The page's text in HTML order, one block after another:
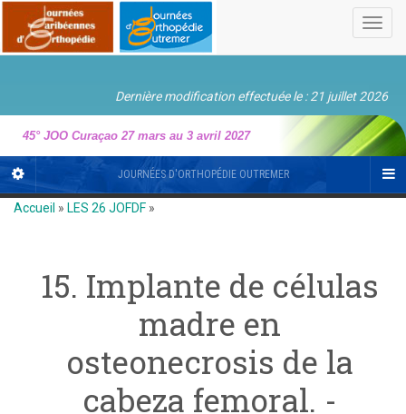
Dernière modification effectuée le : 21 juillet 2026
45° JOO Curaçao 27 mars au 3 avril 2027
JOURNÉES D'ORTHOPÉDIE OUTREMER
Accueil » LES 26 JOFDF »
15. Implante de células
madre en
osteonecrosis de la
cabeza femoral. -